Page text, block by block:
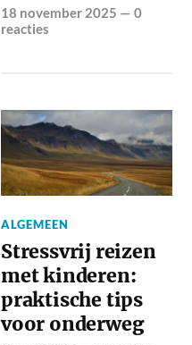
18 november 2025 —0
reacties
ALGEMEEN
Stressvrij reizen
met kinderen:
praktische tips
voor onderweg